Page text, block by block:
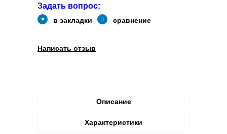
Задать вопрос:
в закладки сравнение
Написать отзыв
Описание
Характеристики